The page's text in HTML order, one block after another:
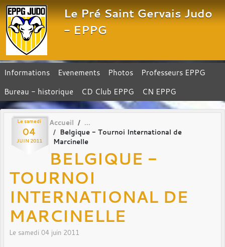
Le Pré Saint Gervais Judo
- EPPG
Informations Evenements Photos
Professeurs EPPG
Bureau - historique
CD Club EPPG CN EPPG
Le samedi
04
JUIN 2011
Accueil
Belgique - Tournoi International de
Marcinelle
BELGIQUE -
TOURNOI
INTERNATIONAL DE
MARCINELLE
Le samedi 04 juin 2011
Panneau de gestion des cookies